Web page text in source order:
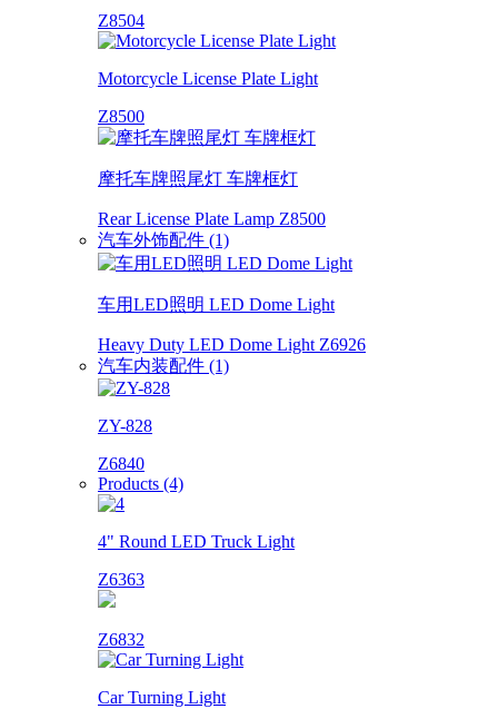
Z8504
Motorcycle License Plate Light
Z8500
摩托车牌照尾灯 车牌框灯
Rear License Plate Lamp Z8500
汽车外饰配件 (1)
车用LED照明 LED Dome Light
Heavy Duty LED Dome Light Z6926
汽车内装配件 (1)
ZY-828
Z6840
Products (4)
4" Round LED Truck Light
Z6363
Z6832
Car Turning Light